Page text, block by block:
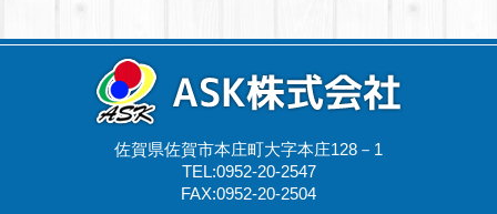
佐賀県佐賀市本庄町大字本庄128－1
TEL:0952-20-2547
FAX:0952-20-2504